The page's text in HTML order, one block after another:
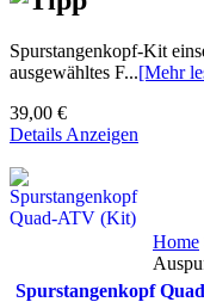
Spurstangenkopf-Kit
ausgewähltes F...[Mehr
39,00 €
Details Anzeigen
Spurstangenkopf
Home